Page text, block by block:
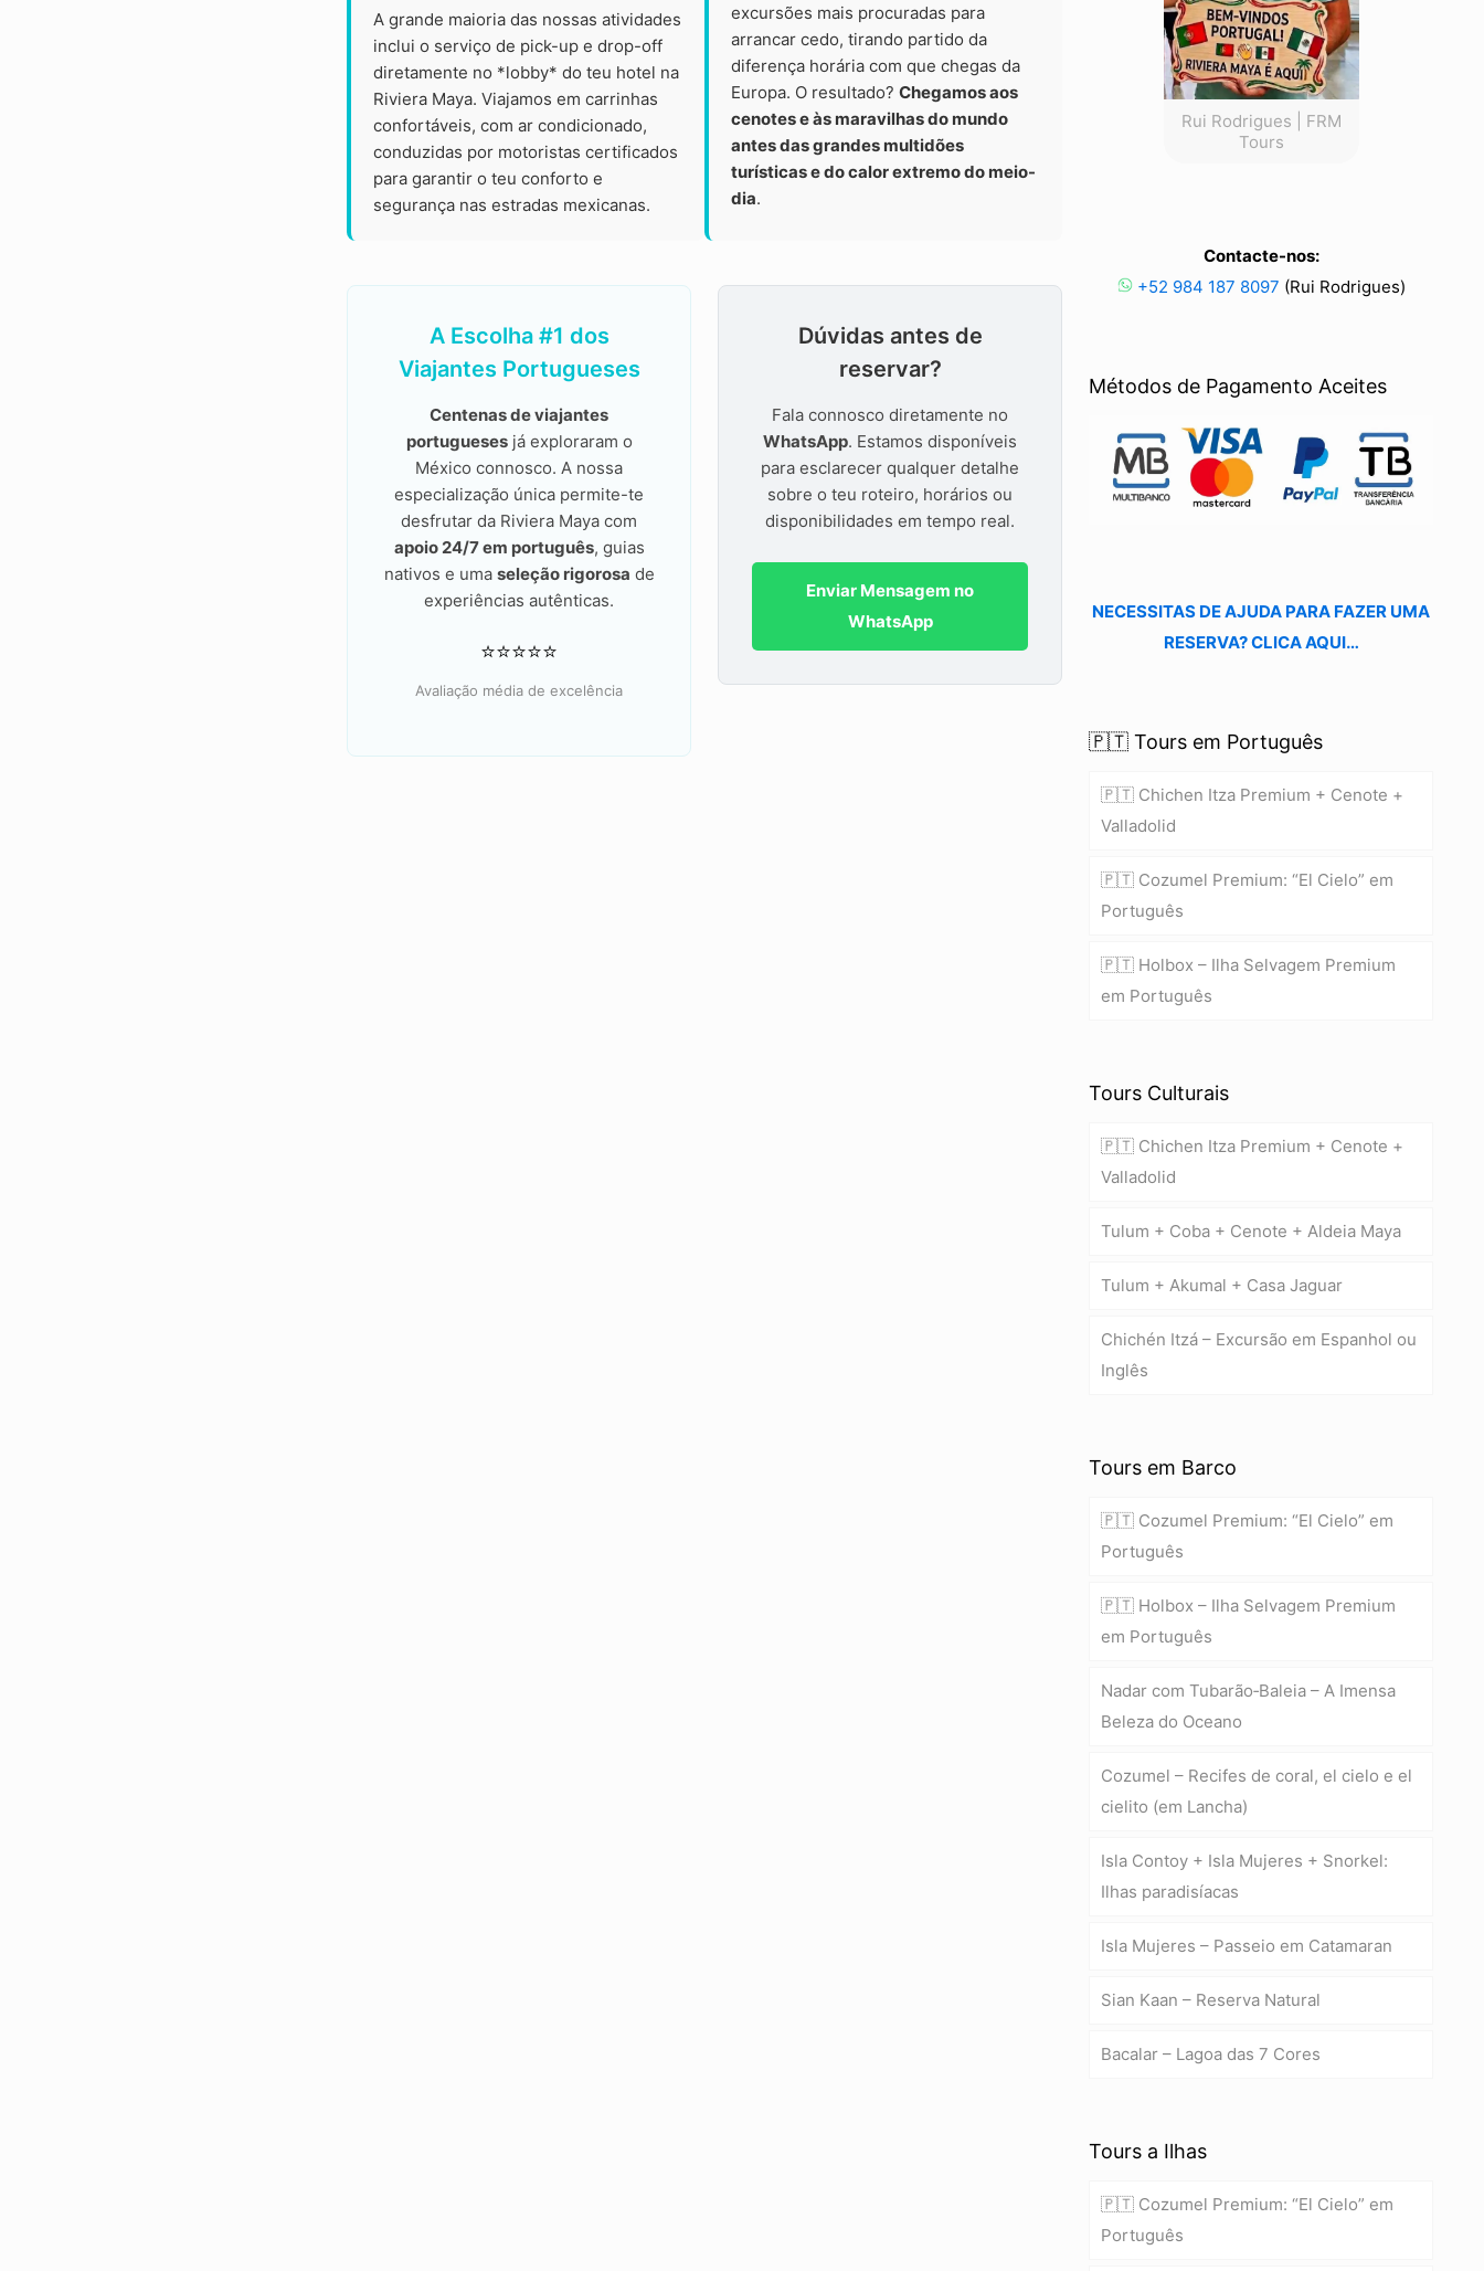
A grande maioria das nossas atividades
inclui o serviço de pick-up e drop-off
diretamente no *lobby* do teu hotel na
Riviera Maya. Viajamos em carrinhas
confortáveis, com ar condicionado,
conduzidas por motoristas certificados
para garantir o teu conforto e
segurança nas estradas mexicanas.
excursões mais procuradas para
arrancar cedo, tirando partido da
diferença horária com que chegas da
Europa. O resultado?Chegamos aos
cenotes e às maravilhas do mundo
antes das grandes multidões
turísticas e do calor extremo do meio-
dia.
A Escolha #1 dos
Viajantes Portugueses
Centenas de viajantes
portuguesesjá exploraram o
México connosco. A nossa
especialização única permite-te
desfrutar da Riviera Maya com
apoio 24/7 em português, guias
nativos e uma seleção rigorosa de
experiências autênticas.
⭐⭐⭐⭐⭐
Avaliação média de excelência
Dúvidas antes de
reservar?
Fala connosco diretamente no
WhatsApp. Estamos disponíveis
para esclarecer qualquer detalhe
sobre o teu roteiro, horários ou
disponibilidades em tempo real.
Enviar Mensagem no
WhatsApp
Rui Rodrigues | FRM
Tours
Contacte-nos:
+52 984 187 8097 (Rui Rodrigues)
Métodos de Pagamento Aceites
NECESSITAS DE AJUDA PARA FAZER UMA
RESERVA? CLICA AQUI…
🇵🇹 Tours em Português
🇵🇹 Chichen Itza Premium + Cenote +
Valladolid
🇵🇹 Cozumel Premium: “El Cielo” em
Português
🇵🇹 Holbox – Ilha Selvagem Premium
em Português
Tours Culturais
🇵🇹 Chichen Itza Premium + Cenote +
Valladolid
Tulum + Coba + Cenote + Aldeia Maya
Tulum + Akumal + Casa Jaguar
Chichén Itzá – Excursão em Espanhol ou
Inglês
Tours em Barco
🇵🇹 Cozumel Premium: “El Cielo” em
Português
🇵🇹 Holbox – Ilha Selvagem Premium
em Português
Nadar com Tubarão‑Baleia – A Imensa
Beleza do Oceano
Cozumel – Recifes de coral, el cielo e el
cielito (em Lancha)
Isla Contoy + Isla Mujeres + Snorkel:
Ilhas paradisíacas
Isla Mujeres – Passeio em Catamaran
Sian Kaan – Reserva Natural
Bacalar – Lagoa das 7 Cores
Tours a Ilhas
🇵🇹 Cozumel Premium: “El Cielo” em
Português